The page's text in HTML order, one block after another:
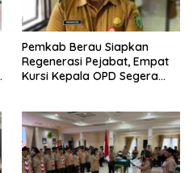
Pemkab Berau Siapkan
Regenerasi Pejabat, Empat
Kursi Kepala OPD Segera